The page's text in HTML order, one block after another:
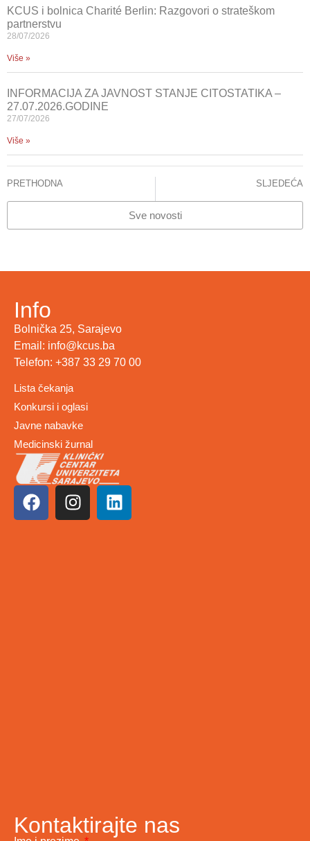
KCUS i bolnica Charité Berlin: Razgovori o strateškom
partnerstvu
28/07/2026
Više »
INFORMACIJA ZA JAVNOST STANJE CITOSTATIKA –
27.07.2026.GODINE
27/07/2026
Više »
PRETHODNA SLJEDEĆA
Sve novosti
Info
Bolnička 25, Sarajevo
Email: info@kcus.ba
Telefon: +387 33 29 70 00
Lista čekanja
Konkursi i oglasi
Javne nabavke
Medicinski žurnal
Kontaktirajte nas